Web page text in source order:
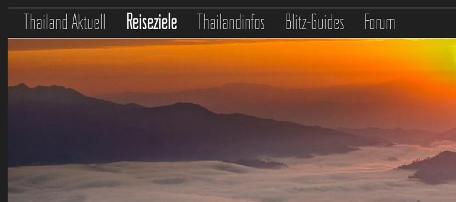
Thailand Aktuell Reiseziele Thailandinfos Blitz-Guides Forum